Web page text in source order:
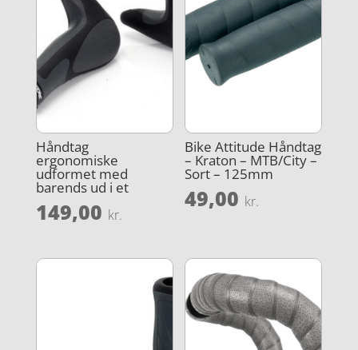
Håndtag
ergonomiske
udformet med
barends ud i et
149,00 kr.
Bike Attitude Håndtag
– Kraton – MTB/City –
Sort – 125mm
49,00 kr.